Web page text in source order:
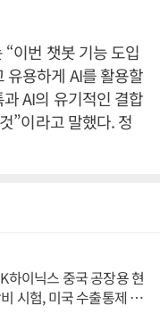
이번 챗봇 기능 도입
유용하게 AI를 활용할
AI의 유기적인 결합
”이라고 말했다. 정
하이닉스 중국 공장용 현
시험, 미국 수출통제 대